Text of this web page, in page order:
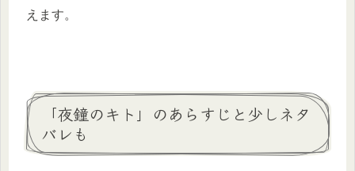
えます。
「夜鐘のキト」のあらすじと少しネタ
バレも